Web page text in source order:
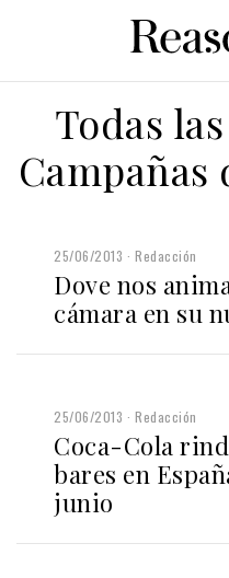
Todas
25/06/2013 Redacción
Dove nos
cámara en su
25/06/2013 Redacción
Coca-Cola
bares en
junio